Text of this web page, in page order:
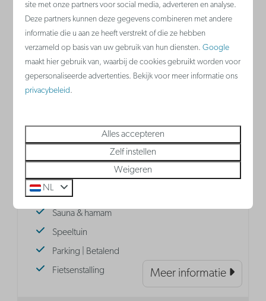
Nieuwpoort! Verblijf bij Holiday Suites in de
nr. 1 badstad van België. Wist je dat
huisdieren welkom zijn bij ons?
Binnenzwembad
Sauna & hamam
Speeltuin
Parking | Betalend
Fietsenstalling
Meer informatie
site met onze partners voor social media, adverteren en analyse.
Deze partners kunnen deze gegevens combineren met andere
informatie die u aan ze heeft verstrekt of die ze hebben
verzameld op basis van uw gebruik van hun diensten.Google
maakt hier gebruik van, waarbij de cookies gebruikt worden voor
gepersonaliseerde advertenties. Bekijk voor meer informatie ons
privacybeleid.
Alles accepteren
Zelf instellen
Weigeren
NL